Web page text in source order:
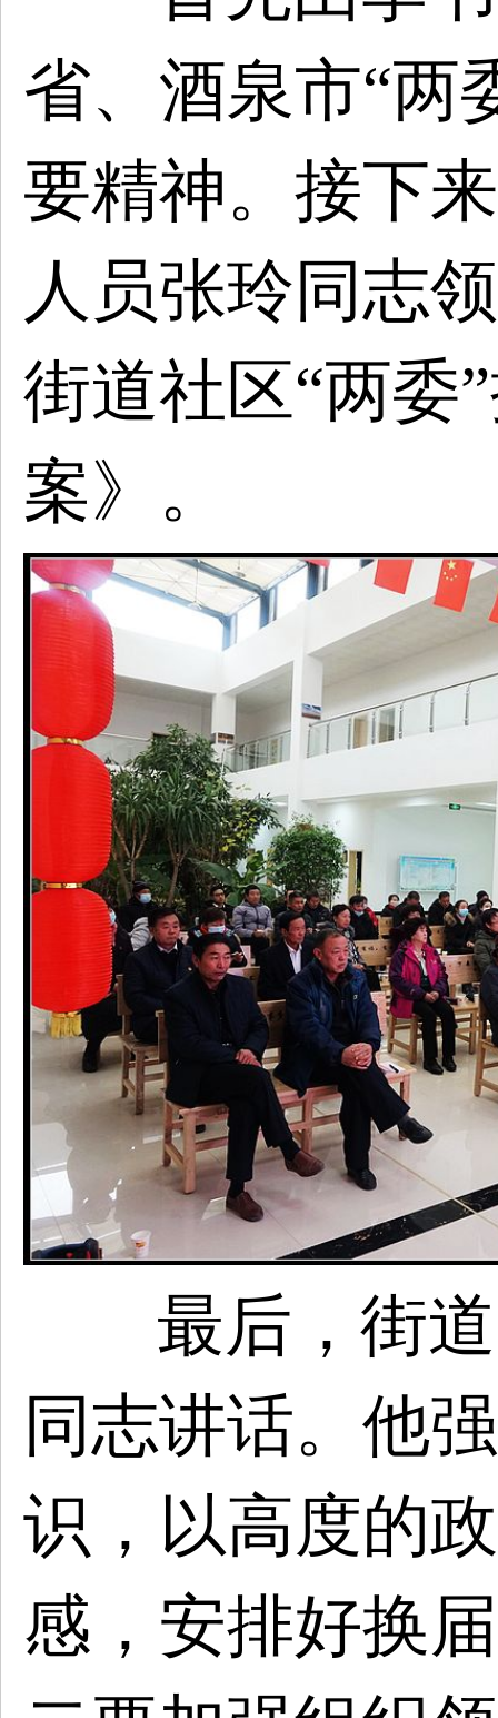
省、酒泉市“两
要精神。接下
人员张玲同志
街道社区“两委
案》。
最后，街
同志讲话。 他
识，以高度的
感，安排好换